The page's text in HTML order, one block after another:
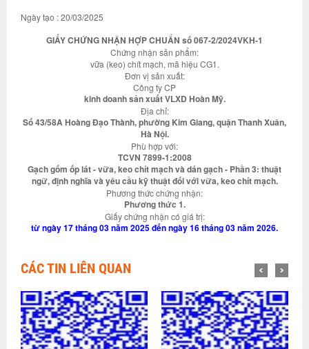
Ngày tạo : 20/03/2025
GIẤY CHỨNG NHẬN HỢP CHUẨN số 067-2/2024VKH-1
Chứng nhận sản phẩm:
vữa (keo) chít mạch, mã hiệu CG1.
Đơn vị sản xuất:
Công ty CP
kinh doanh sản xuất VLXD Hoàn Mỹ.
Địa chỉ:
Số 43/58A Hoàng Đạo Thành, phường Kim Giang, quận Thanh Xuân,
Hà Nội.
Phù hợp với:
TCVN 7899-1:2008
Gạch gốm ốp lát - vữa, keo chít mạch và dán gạch - Phần 3: thuật
ngữ, định nghĩa và yêu cầu kỹ thuật đối với vữa, keo chít mạch.
Phương thức chứng nhận:
Phương thức 1.
Giấy chứng nhận có giá trị:
từ ngày 17 tháng 03 năm 2025 đến ngày 16 tháng 03 năm 2026.
CÁC TIN LIÊN QUAN